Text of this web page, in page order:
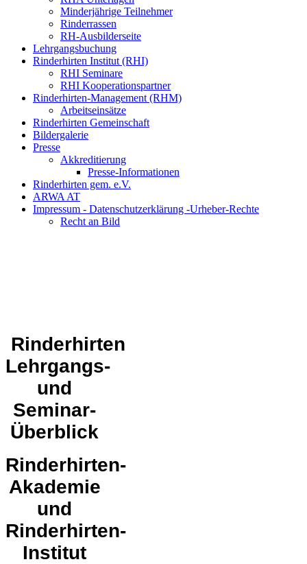
Minderjährige Teilnehmer
Rinderrassen
RH-Ausbilderseite
Lehrgangsbuchung
Rinderhirten Institut (RHI)
RHI Seminare
RHI Kooperationspartner
Rinderhirten-Management (RHM)
Arbeitseinsätze
Rinderhirten Gemeinschaft
Bildergalerie
Presse
Akkreditierung
Presse-Informationen
Rinderhirten gem. e.V.
ARWA AT
Impressum - Datenschutzerklärung -Urheber-Rechte
Recht an Bild
Rinderhirten
Lehrgangs-
und
Seminar-
Überblick
Rinderhirten-
Akademie
und
Rinderhirten-
Institut